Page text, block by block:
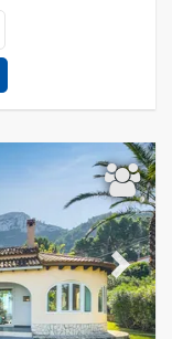
Next